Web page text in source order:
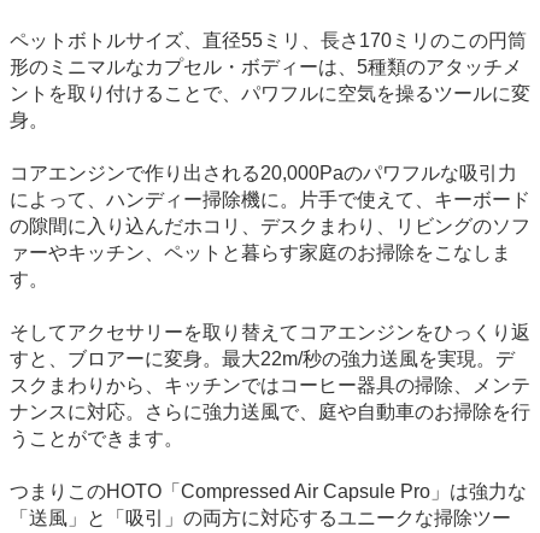
ペットボトルサイズ、直径55ミリ、長さ170ミリのこの円筒
形のミニマルなカプセル・ボディーは、5種類のアタッチメ
ントを取り付けることで、パワフルに空気を操るツールに変
身。
コアエンジンで作り出される20,000Paのパワフルな吸引力
によって、ハンディー掃除機に。片手で使えて、キーボード
の隙間に入り込んだホコリ、デスクまわり、リビングのソフ
ァーやキッチン、ペットと暮らす家庭のお掃除をこなしま
す。
そしてアクセサリーを取り替えてコアエンジンをひっくり返
すと、ブロアーに変身。最大22m/秒の強力送風を実現。デ
スクまわりから、キッチンではコーヒー器具の掃除、メンテ
ナンスに対応。さらに強力送風で、庭や自動車のお掃除を行
うことができます。
つまりこのHOTO「Compressed Air Capsule Pro」は強力な
「送風」と「吸引」の両方に対応するユニークな掃除ツー